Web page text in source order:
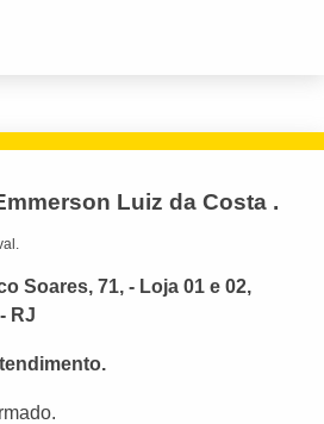
Luiz da Costa .
Soares, 71, - Loja 01 e 02,
RJ